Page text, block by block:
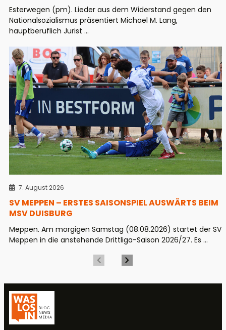
Esterwegen (pm). Lieder aus dem Widerstand gegen den
Nationalsozialismus präsentiert Michael M. Lang,
hauptberuflich Jurist ...
7. August 2026
SV MEPPEN – ERSTES SAISONSPIEL AUSWÄRTS BEIM
MSV DUISBURG
Meppen. Am morgigen Samstag (08.08.2026) startet der SV
Meppen in die anstehende Drittliga-Saison 2026/27. Es ...